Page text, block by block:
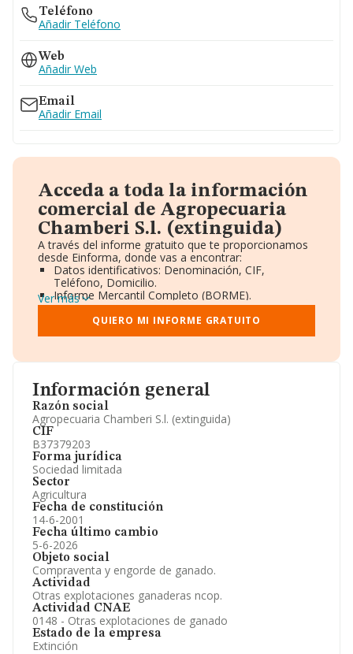
Información general
Razón social
Agropecuaria Chamberi S.l. (extinguida)
CIF
B37379203
Forma jurídica
Sociedad limitada
Sector
Agricultura
Fecha de constitución
14-6-2001
Fecha último cambio
5-6-2026
Objeto social
Compraventa y engorde de ganado.
Actividad
Otras explotaciones ganaderas ncop.
Actividad CNAE
0148 - Otras explotaciones de ganado
Estado de la empresa
Extinción
Teléfono
Añadir Teléfono
Web
Añadir Web
Email
Añadir Email
Acceda a toda la información
comercial de Agropecuaria
Chamberi S.l. (extinguida)
A través del informe gratuito que te proporcionamos
desde Einforma, donde vas a encontrar:
Datos identificativos: Denominación, CIF,
Teléfono, Domicilio.
Informe Mercantil Completo (BORME).
Gráficos de Evolución Ventas y Empleados.
Consejo de Administración y Administradores.
Directivos y Ejecutivos.
Información oficial y registral complementaria.
Ver más
QUIERO MI INFORME GRATUITO